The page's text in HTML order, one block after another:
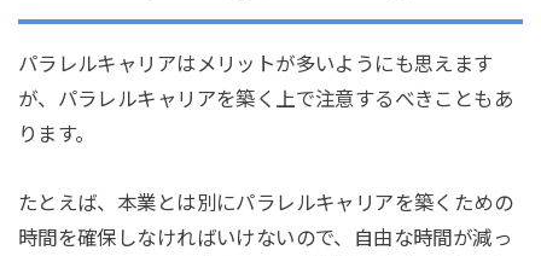
パラレルキャリアはメリットが多いようにも思えます
が、パラレルキャリアを築く上で注意するべきこともあ
ります。
たとえば、本業とは別にパラレルキャリアを築くための
時間を確保しなければいけないので、自由な時間が減っ